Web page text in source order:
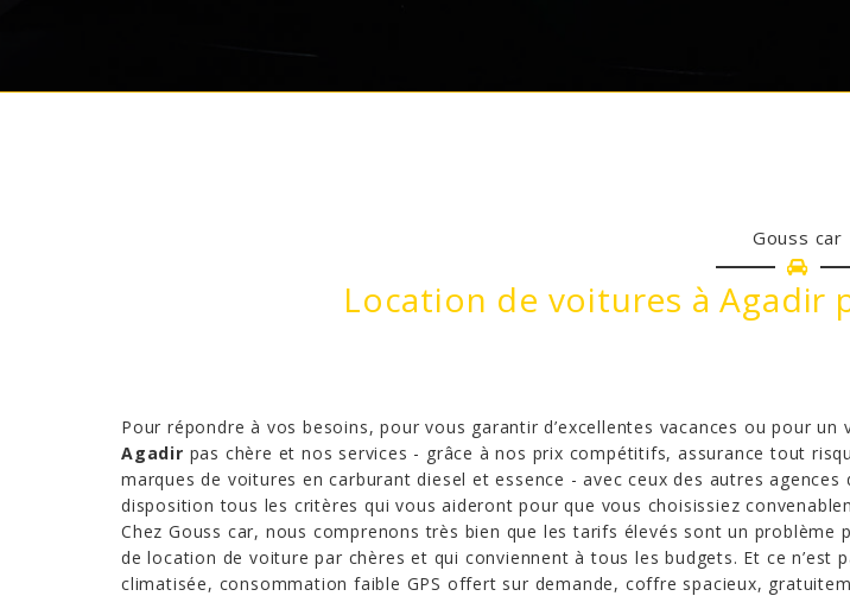
Gouss car
Location de voitures à Agadir
Pour répondre à vos besoins, pour vous garantir d’excellentes vacances ou pour
Agadir pas chère et nos services - grâce à nos prix compétitifs, assurance tout
marques de voitures en carburant diesel et essence - avec ceux des autres
disposition tous les critères qui vous aideront pour que vous choisissiez
Chez Gouss car, nous comprenons très bien que les tarifs élevés sont un
de location de voiture par chères et qui conviennent à tous les budgets. Et ce
climatisée, consommation faible GPS offert sur demande, coffre spacieux,